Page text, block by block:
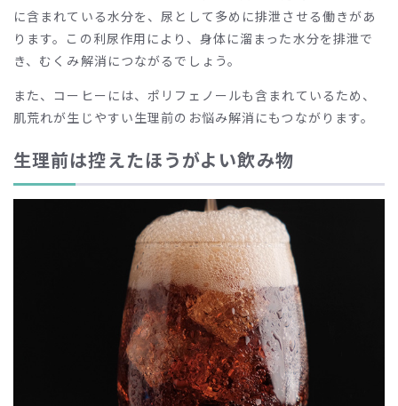
に含まれている水分を、尿として多めに排泄させる働きがあ
ります。この利尿作用により、身体に溜まった水分を排泄で
き、むくみ解消につながるでしょう。
また、コーヒーには、ポリフェノールも含まれているため、
肌荒れが生じやすい生理前のお悩み解消にもつながります。
生理前は控えたほうがよい飲み物